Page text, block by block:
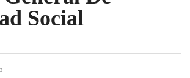
Social